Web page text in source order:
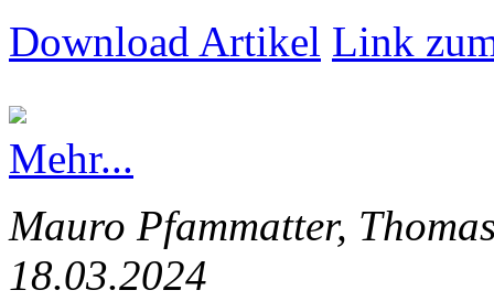
Download Artikel Link
Mehr...
Mauro Pfammatter,
18.03.2024